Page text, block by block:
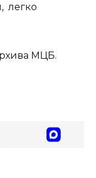
легко
МЦБ.